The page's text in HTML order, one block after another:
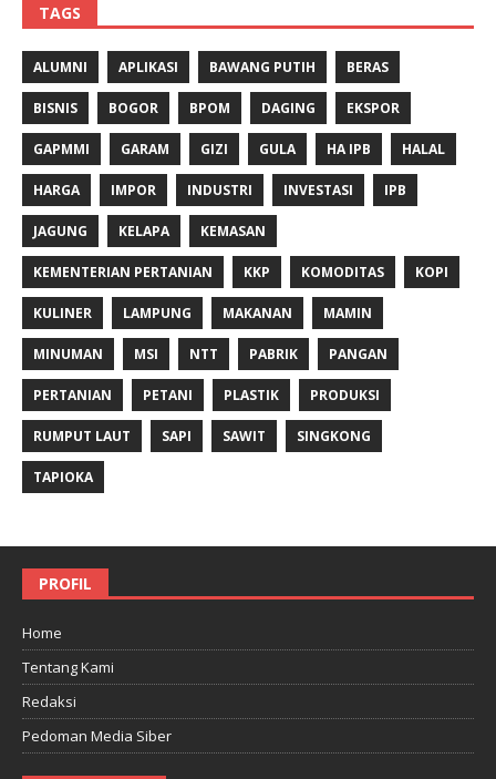
TAGS
ALUMNI APLIKASI BAWANG PUTIH BERAS
BISNIS BOGOR BPOM DAGING EKSPOR
GAPMMI GARAM GIZI GULA HA IPB HALAL
HARGA IMPOR INDUSTRI INVESTASI IPB
JAGUNG KELAPA KEMASAN
KEMENTERIAN PERTANIAN KKP KOMODITAS KOPI
KULINER LAMPUNG MAKANAN MAMIN
MINUMAN MSI NTT PABRIK PANGAN
PERTANIAN PETANI PLASTIK PRODUKSI
RUMPUT LAUT SAPI SAWIT SINGKONG
TAPIOKA
PROFIL
Home
Tentang Kami
Redaksi
Pedoman Media Siber